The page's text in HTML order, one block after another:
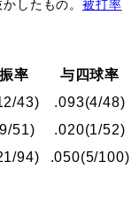
したもの。被打率
率
与四球率
43) .093(4/48)
51) .020(1/52)
94) .050(5/100)